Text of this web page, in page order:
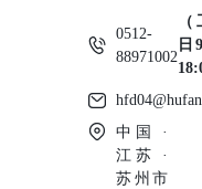
0512-
88971002
日
中国 ·
江苏 ·
苏州市